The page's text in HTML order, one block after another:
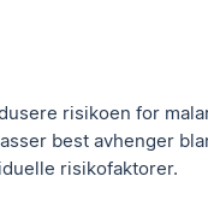
risikoen for
best avhenger
risikofaktorer.